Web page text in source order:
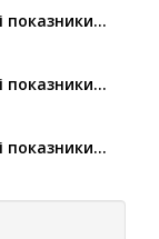
показники...
показники...
показники...